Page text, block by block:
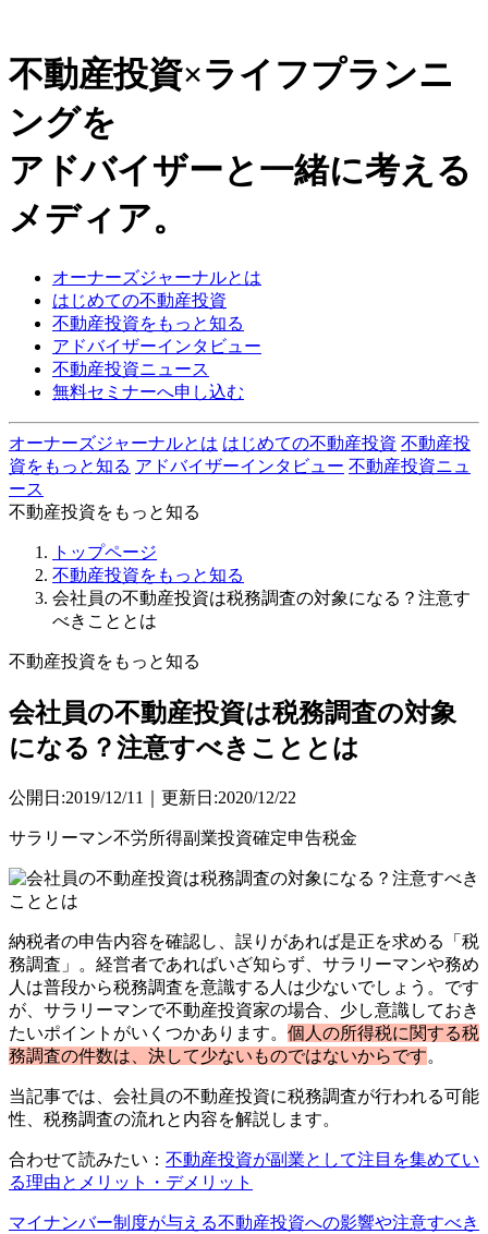
不動産投資×ライフプランニ
ングを
アドバイザーと一緒に考える
メディア。
オーナーズジャーナルとは
はじめての不動産投資
不動産投資をもっと知る
アドバイザーインタビュー
不動産投資ニュース
無料セミナーへ申し込む
オーナーズジャーナルとは はじめての不動産投資 不動産投
資をもっと知る アドバイザーインタビュー 不動産投資ニュ
ース
不動産投資をもっと知る
トップページ
不動産投資をもっと知る
会社員の不動産投資は税務調査の対象になる？注意す
べきこととは
不動産投資をもっと知る
会社員の不動産投資は税務調査の対象
になる？注意すべきこととは
公開日:2019/12/11｜更新日:2020/12/22
サラリーマン不労所得副業投資確定申告税金
納税者の申告内容を確認し、誤りがあれば是正を求める「税
務調査」。経営者であればいざ知らず、サラリーマンや務め
人は普段から税務調査を意識する人は少ないでしょう。です
が、サラリーマンで不動産投資家の場合、少し意識しておき
たいポイントがいくつかあります。 個人の所得税に関する税
務調査の件数は、決して少ないものではないからです。
当記事では、会社員の不動産投資に税務調査が行われる可能
性、税務調査の流れと内容を解説します。
合わせて読みたい： 不動産投資が副業として注目を集めてい
る理由とメリット・デメリット
マイナンバー制度が与える不動産投資への影響や注意すべき